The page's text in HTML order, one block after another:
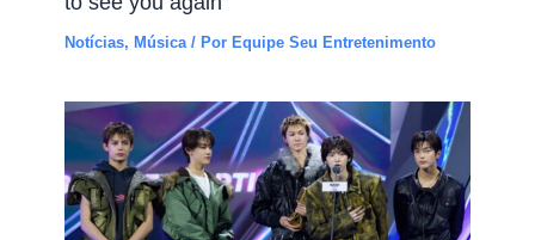
Notícias, Música/ Por Equipe Seu Entretenimento